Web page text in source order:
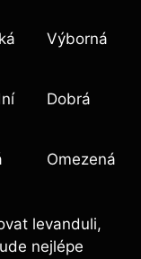
Výborná
Dobrá
Omezená
levanduli,
nejlépe